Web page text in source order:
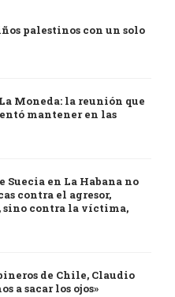
palestinos con un solo
Moneda: la reunión que
mantener en las
Suecia en La Habana no
contra el agresor,
sino contra la víctima,
de Chile, Claudio
a sacar los ojos»